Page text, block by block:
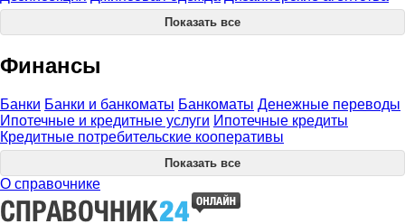
Показать все
Финансы
Банки Банки и банкоматы Банкоматы Денежные переводы
Ипотечные и кредитные услуги Ипотечные кредиты
Кредитные потребительские кооперативы
Показать все
О справочнике